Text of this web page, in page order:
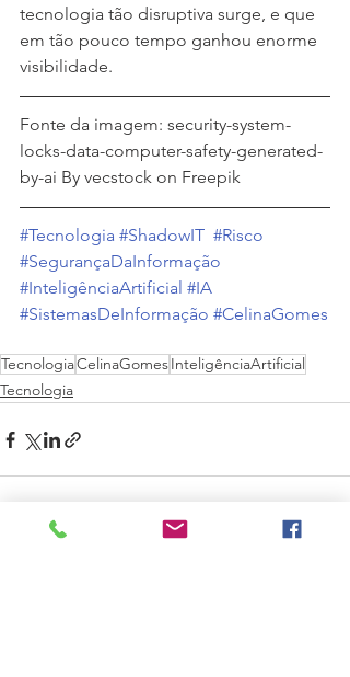
tecnologia tão disruptiva surge, e que
em tão pouco tempo ganhou enorme
visibilidade.
Fonte da imagem: security-system-
locks-data-computer-safety-generated-
by-ai By vecstock on Freepik
#Tecnologia #ShadowIT #Risco
#SegurançaDaInformação
#InteligênciaArtificial #IA
#SistemasDeInformação #CelinaGomes
TecnologiaCelinaGomesInteligênciaArtificial
Tecnologia